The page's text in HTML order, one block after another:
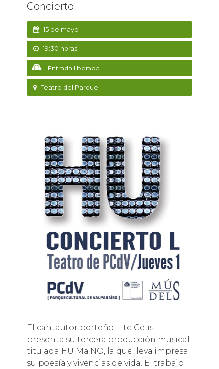
Concierto
15 de mayo
19:30 horas
Entrada liberada
Teatro del Parque
El cantautor porteño Lito Celis
presenta su tercera producción musical
titulada HU Ma NO, la que lleva impresa
su poesía y vivencias de vida. El trabajo